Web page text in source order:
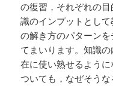
の復習，それぞれの
識のインプットとし
の解き方のパターン
てまいります。知識
在に使い熟せるよう
ついても，なぜそう